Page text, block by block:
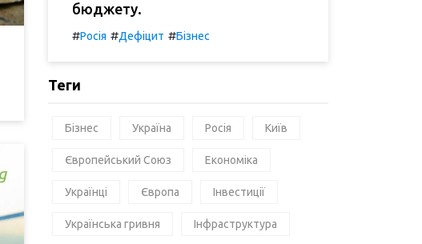
бюджету.
#Росія #Дефіцит #Бізнес
Теги
Бізнес Україна Росія Київ
Європейський Союз Економіка
Українці Європа Інвестиції
Українська гривня Інфраструктура